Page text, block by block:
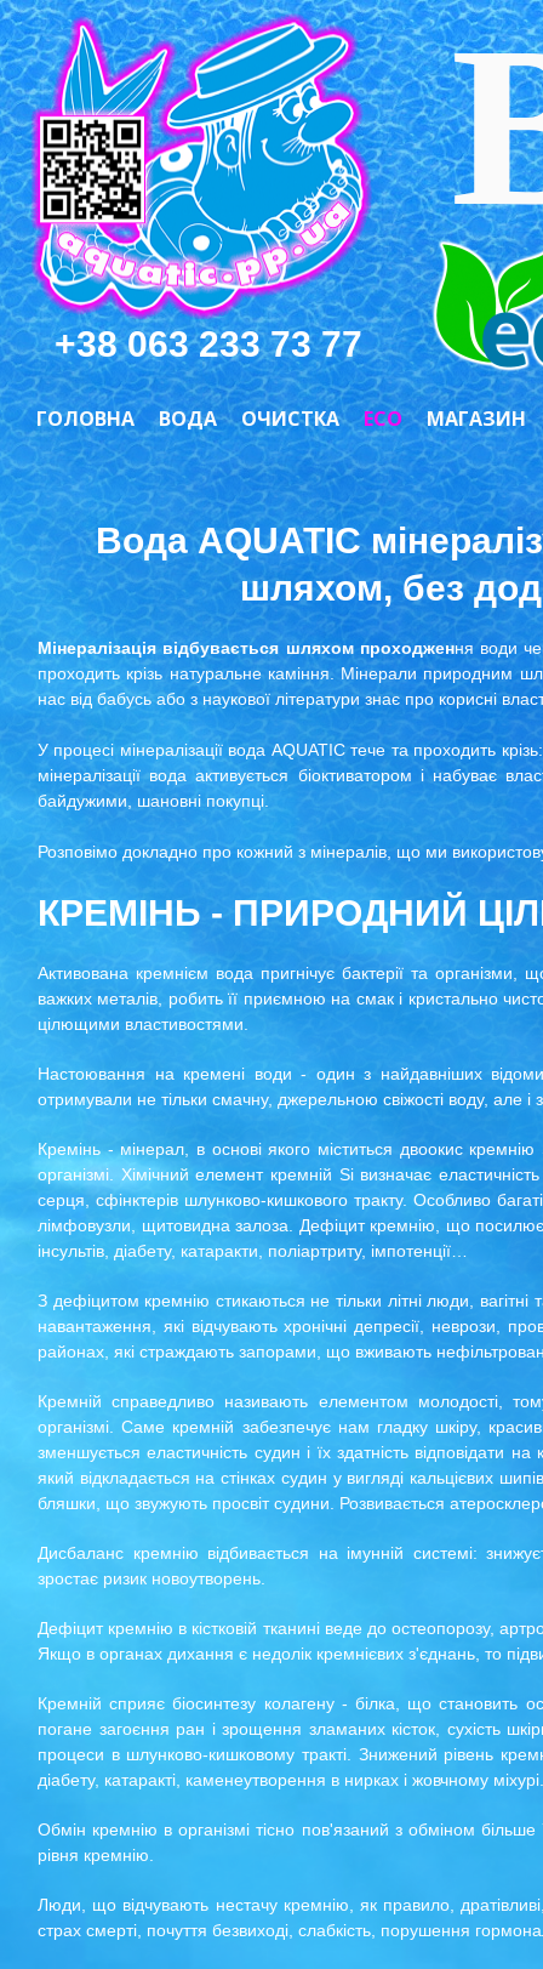
ГОЛОВНА ВОДА ОЧИСТКА ECO МАГАЗИН
+38 063 233 73 77
Вода AQUATIC
шляхом, без
Мінералізація відбувається шляхом проходження води
проходить крізь натуральне каміння. Мінерали природним
нас від бабусь або з наукової літератури знає про корисні
У процесі мінералізації вода AQUATIC тече та проходить
мінералізації вода активується біоктиватором і набуває
байдужими, шановні покупці.
Розповімо докладно про кожний з мінералів, що ми
КРЕМІНЬ - ПРИРОДНИЙ
Активована кремнієм вода пригнічує бактерії та
важких металів, робить її приємною на смак і кристально
цілющими властивостями.
Настоювання на кремені води - один з найдавніших
отримували не тільки смачну, джерельною свіжості воду, але і
Кремінь - мінерал, в основі якого міститься двоокис
організмі. Хімічний елемент кремній Si визначає
серця, сфінктерів шлунково-кишкового тракту. Особливо
лімфовузли, щитовидна залоза. Дефіцит кремнію, що
інсультів, діабету, катаракти, поліартриту, імпотенції…
З дефіцитом кремнію стикаються не тільки літні люди,
навантаження, які відчувають хронічні депресії, неврози,
районах, які страждають запорами, що вживають
Кремній справедливо називають елементом молодості,
організмі. Саме кремній забезпечує нам гладку шкіру,
зменшується еластичність судин і їх здатність
який відкладається на стінках судин у вигляді кальцієвих
бляшки, що звужують просвіт судини. Розвивається
Дисбаланс кремнію відбивається на імунній системі:
зростає ризик новоутворень.
Дефіцит кремнію в кістковій тканині веде до остеопорозу,
Якщо в органах дихання є недолік кремнієвих з'єднань, то
Кремній сприяє біосинтезу колагену - білка, що становить
погане загоєння ран і зрощення зламаних кісток, сухість
процеси в шлунково-кишковому тракті. Знижений рівень
діабету, катаракті, каменеутворення в нирках і жовчному міхурі.
Обмін кремнію в організмі тісно пов'язаний з обміном
рівня кремнію.
Люди, що відчувають нестачу кремнію, як правило,
страх смерті, почуття безвиході, слабкість, порушення